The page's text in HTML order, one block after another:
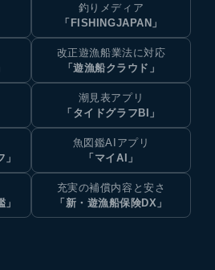
釣りメディア
「FISHINGJAPAN」
改正遊漁船業法に対応
「遊漁船クラウド」
潮見表アプリ
「タイドグラフBI」
魚図鑑AIアプリ
「マイAI」
充実の補償内容と安さ
「新・遊漁船保険DX」